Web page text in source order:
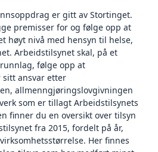
er gitt av Stortinget.
premisser for og følge opp at
høyt nivå med hensyn til helse,
Arbeidstilsynet skal, på et
følge opp at
sitt ansvar etter
allmenngjøringslovgivningen
som er tillagt Arbeidstilsynets
finner du en oversikt over tilsyn
fra 2015, fordelt på år,
Her finnes